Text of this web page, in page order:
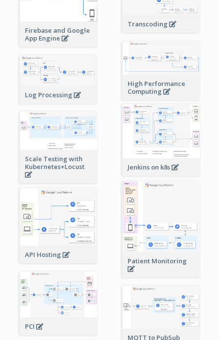
Firebase and Google
App Engine
Transcoding
High Performance
Computing
Log Processing
Jenkins on k8s
Scale Testing with
Kubernetes+Locust
Patient Monitoring
API Hosting
PCI
MQTT to PubSub